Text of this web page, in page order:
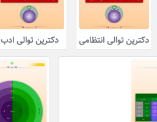
دکترین توالی انتظامی دکترین توالی ادب